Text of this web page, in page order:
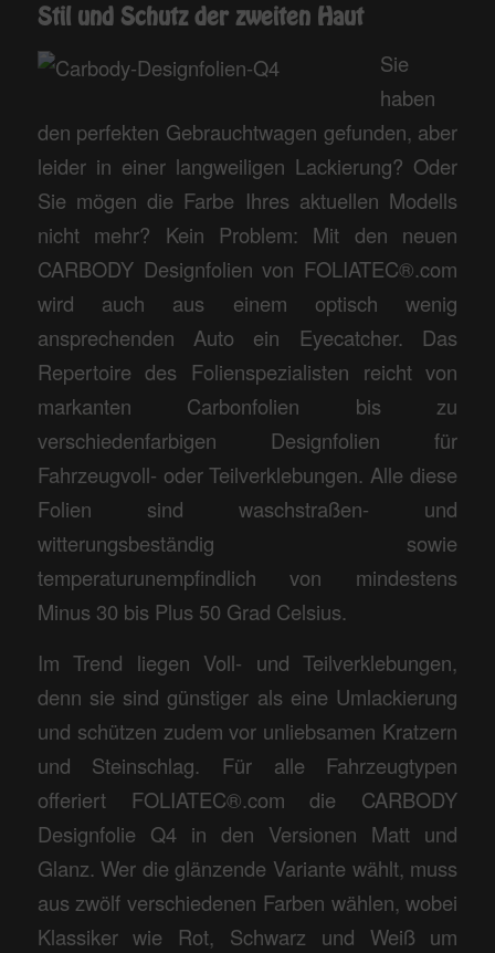
Stil und Schutz der zweiten Haut
Sie
haben
den perfekten Gebrauchtwagen gefunden, aber
leider in einer langweiligen Lackierung? Oder
Sie mögen die Farbe Ihres aktuellen Modells
nicht mehr? Kein Problem: Mit den neuen
CARBODY Designfolien von FOLIATEC®.com
wird auch aus einem optisch wenig
ansprechenden Auto ein Eyecatcher. Das
Repertoire des Folienspezialisten reicht von
markanten Carbonfolien bis zu
verschiedenfarbigen Designfolien für
Fahrzeugvoll- oder Teilverklebungen. Alle diese
Folien sind waschstraßen- und
witterungsbeständig sowie
temperaturunempfindlich von mindestens
Minus 30 bis Plus 50 Grad Celsius.
Im Trend liegen Voll- und Teilverklebungen,
denn sie sind günstiger als eine Umlackierung
und schützen zudem vor unliebsamen Kratzern
und Steinschlag. Für alle Fahrzeugtypen
offeriert FOLIATEC®.com die CARBODY
Designfolie Q4 in den Versionen Matt und
Glanz. Wer die glänzende Variante wählt, muss
aus zwölf verschiedenen Farben wählen, wobei
Klassiker wie Rot, Schwarz und Weiß um